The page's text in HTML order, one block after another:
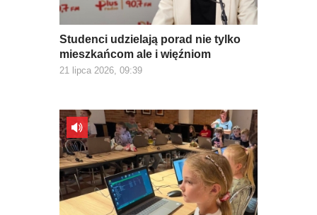
Studenci udzielają porad nie tylko
mieszkańcom ale i więźniom
21 lipca 2026, 09:39